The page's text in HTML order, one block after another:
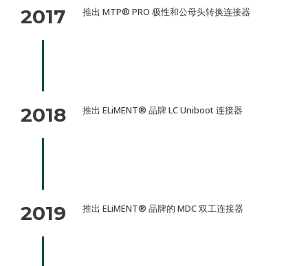
2017 推出 MTP® PRO 极性和公母头转换连接器
2018 推出 ELiMENT® 品牌 LC Uniboot 连接器
2019 推出 ELiMENT® 品牌的 MDC 双工连接器